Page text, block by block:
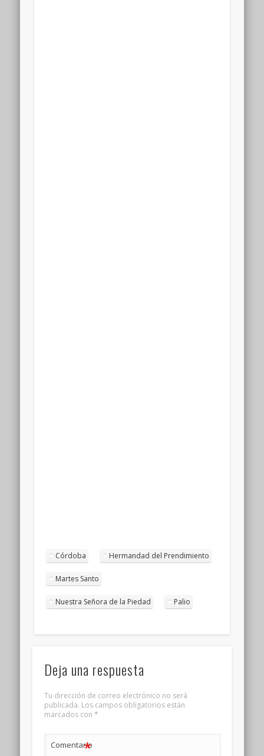
Córdoba Hermandad del Prendimiento
Martes Santo
Nuestra Señora de la Piedad Palio
Deja una respuesta
Tu dirección de correo electrónico no será
publicada. Los campos obligatorios están
marcados con *
Comentario
*